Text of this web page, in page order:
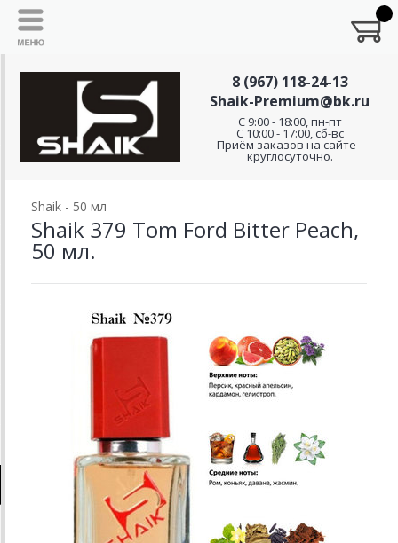
8 (967) 118-24-13
Shaik-Premium@bk.ru
C 9:00 - 18:00, пн-пт
С 10:00 - 17:00, сб-вс
Приём заказов на сайте -
круглосуточно.
Shaik - 50 мл
Shaik 379 Tom Ford Bitter Peach,
50 мл.